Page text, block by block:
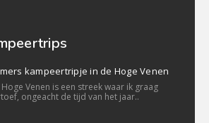
kampeertripje in de Hoge Venen
Hoge Venen is een streek waar ik graag
ongeacht de tijd van het jaar..